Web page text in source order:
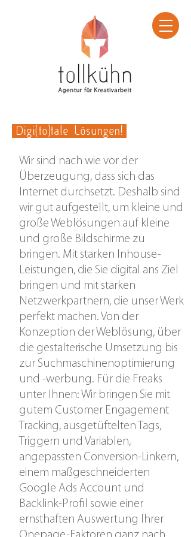
Digi(to)tale Lösungen!
Wir sind nach wie vor der
Überzeugung, dass sich das
Internet durchsetzt. Deshalb sind
wir gut aufgestellt, um kleine und
große Weblösungen auf kleine
und große Bildschirme zu
bringen. Mit starken Inhouse-
Leistungen, die Sie digital ans Ziel
bringen und mit starken
Netzwerkpartnern, die unser Werk
perfekt machen. Von der
Konzeption der Weblösung, über
die gestalterische Umsetzung bis
zur Suchmaschinenoptimierung
und -werbung. Für die Freaks
unter Ihnen: Wir bringen Sie mit
gutem Customer Engagement
Tracking, ausgetüftelten Tags,
Triggern und Variablen,
angepassten Conversion-Linkern,
einem maßgeschneiderten
Google Ads Account und
Backlink-Profil sowie einer
ernsthaften Auswertung Ihrer